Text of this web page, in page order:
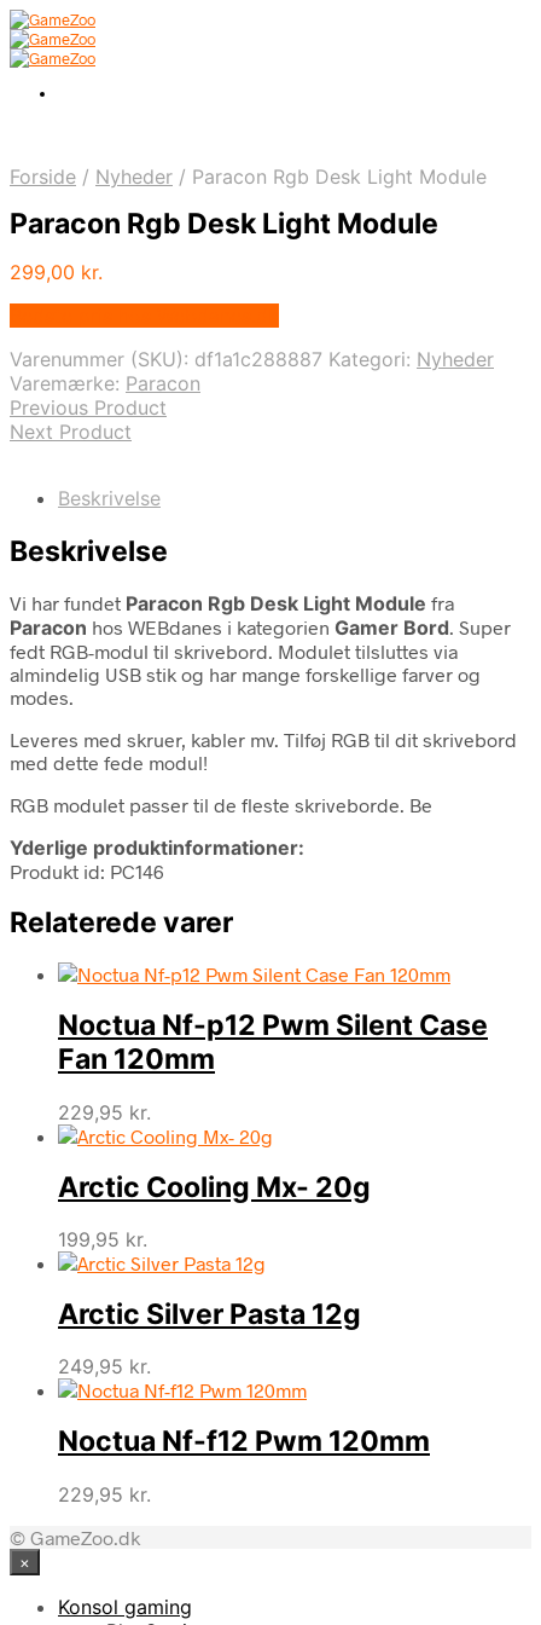
Forside / Nyheder / Paracon Rgb Desk Light Module
Paracon Rgb Desk Light Module
299,00 kr.
Varenummer (SKU): df1a1c288887 Kategori: Nyheder
Varemærke: Paracon
Previous Product
Next Product
Beskrivelse
Beskrivelse
Vi har fundet Paracon Rgb Desk Light Module fra
Paracon hos WEBdanes i kategorien Gamer Bord. Super
fedt RGB-modul til skrivebord. Modulet tilsluttes via
almindelig USB stik og har mange forskellige farver og
modes.
Leveres med skruer, kabler mv. Tilføj RGB til dit skrivebord
med dette fede modul!
RGB modulet passer til de fleste skriveborde. Be
Yderlige produktinformationer:
Produkt id: PC146
Relaterede varer
Noctua Nf-p12 Pwm Silent Case
Fan 120mm
229,95 kr.
Arctic Cooling Mx- 20g
199,95 kr.
Arctic Silver Pasta 12g
249,95 kr.
Noctua Nf-f12 Pwm 120mm
229,95 kr.
© GameZoo.dk
×
Konsol gaming